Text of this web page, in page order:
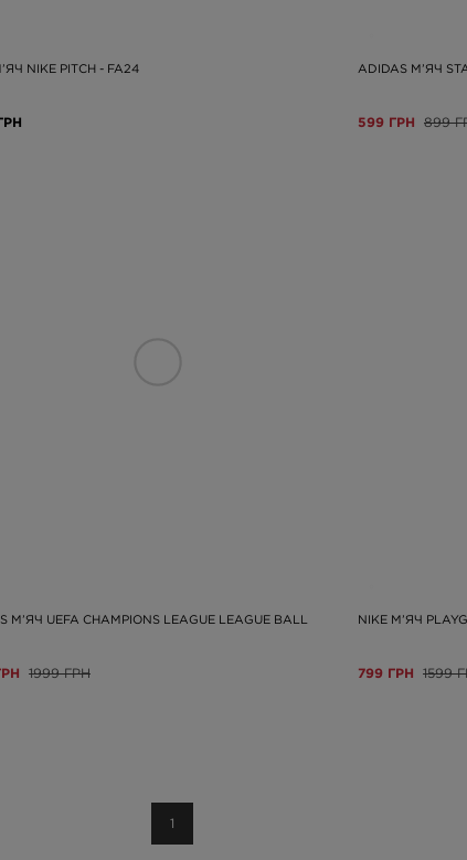
NIKE PITCH - FA24 ADIDAS М’ЯЧ
599 ГРН 899
М’ЯЧ UEFA CHAMPIONS LEAGUE LEAGUE BALL
1999 ГРН
NIKE М’ЯЧ
799 ГРН 1599
1